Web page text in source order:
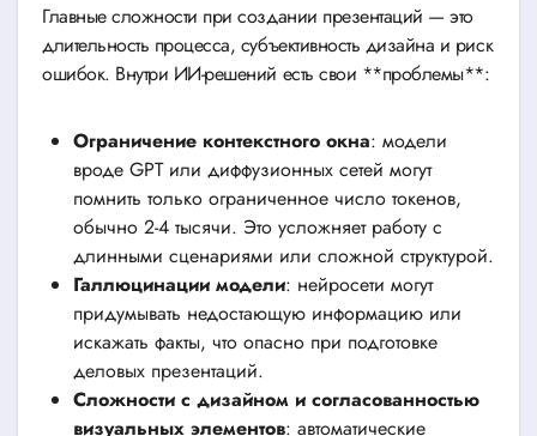
Главные сложности при создании презентаций — это
длительность процесса, субъективность дизайна и риск
ошибок. Внутри ИИ-решений есть свои **проблемы**:
Ограничение контекстного окна: модели
вроде GPT или диффузионных сетей могут
помнить только ограниченное число токенов,
обычно 2-4 тысячи. Это усложняет работу с
длинными сценариями или сложной структурой.
Галлюцинации модели: нейросети могут
придумывать недостающую информацию или
искажать факты, что опасно при подготовке
деловых презентаций.
Сложности с дизайном и согласованностью
визуальных элементов: автоматические